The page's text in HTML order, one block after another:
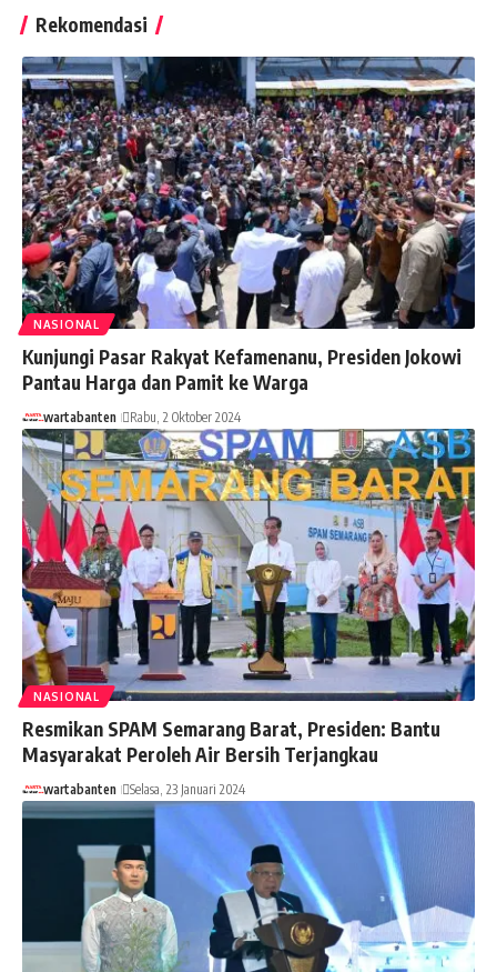
Rekomendasi
NASIONAL
Kunjungi Pasar Rakyat Kefamenanu, Presiden Jokowi
Pantau Harga dan Pamit ke Warga
wartabanten Rabu, 2 Oktober 2024
NASIONAL
Resmikan SPAM Semarang Barat, Presiden: Bantu
Masyarakat Peroleh Air Bersih Terjangkau
wartabanten Selasa, 23 Januari 2024